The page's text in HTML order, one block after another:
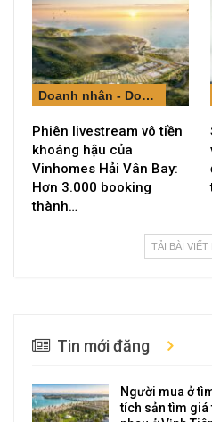
Doanh nhân - Doanh nghiệp
Phiên livestream vô tiền
khoáng hậu của
Vinhomes Hải Vân Bay:
Hơn 3.000 booking
thành…
TẢI BÀI VIẾT
Tin mới đăng
Người mua ở
tích sản tìm giá